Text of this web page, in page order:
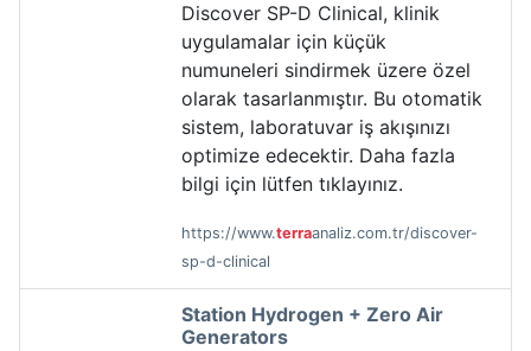
Discover SP-D Clinical, klinik
uygulamalar için küçük
numuneleri sindirmek üzere özel
olarak tasarlanmıştır. Bu otomatik
sistem, laboratuvar iş akışınızı
optimize edecektir. Daha fazla
bilgi için lütfen tıklayınız.
https://www.terraanaliz.com.tr/discover-
sp-d-clinical
Station Hydrogen + Zero Air
Generators